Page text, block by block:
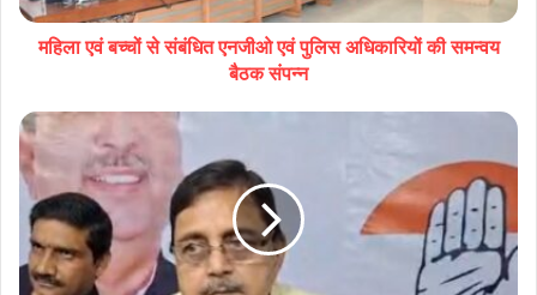
महिला एवं बच्चों से संबंधित एनजीओ एवं पुलिस अधिकारियों की समन्वय
बैठक संपन्‍न